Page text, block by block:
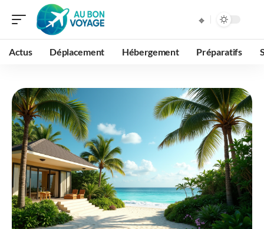
Actus Déplacement Hébergement Préparatifs